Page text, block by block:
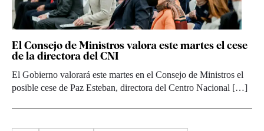
El Consejo de Ministros valora este martes el cese
de la directora del CNI
El Gobierno valorará este martes en el Consejo de Ministros el
posible cese de Paz Esteban, directora del Centro Nacional […]